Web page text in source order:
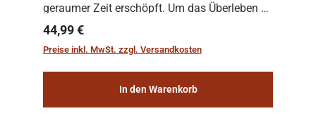
geraumer Zeit erschöpft. Um das Überleben zu
sichern, wurden die sogenannten
„Weltenschiffe“ gebaut. Auf diesen
Regulärer Preis:
44,99 €
Preise inkl. MwSt. zzgl. Versandkosten
In den Warenkorb